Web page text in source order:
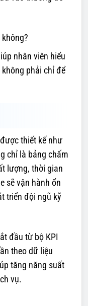
nhân viên hiểu
phải chỉ để
thiết kế như
chỉ là bảng chấm
lượng, thời gian
sẽ vận hành ổn
triển đội ngũ kỹ
đầu từ bộ KPI
theo dữ liệu
tăng năng suất
vụ.